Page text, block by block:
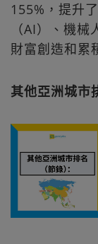
155%，提升
（AI）、機
財富創造和累
其他亞洲城市